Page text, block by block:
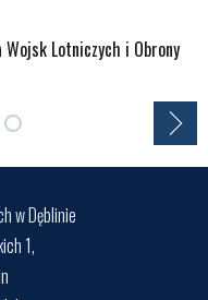
Wojsk Lotniczych i Obrony
w Dęblinie
1,